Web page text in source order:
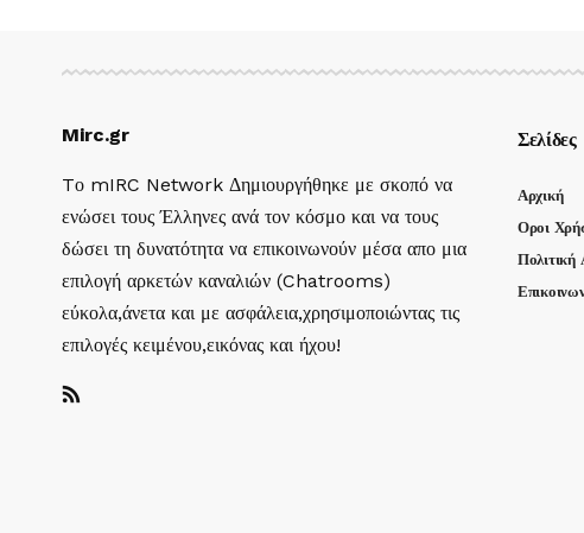
Mirc.gr
Tο mIRC Network Δημιουργήθηκε με σκοπό να
ενώσει τους Έλληνες ανά τον κόσμο και να τους
δώσει τη δυνατότητα να επικοινωνούν μέσα απο μια
επιλογή αρκετών καναλιών (Chatrooms)
εύκολα,άνετα και με ασφάλεια,χρησιμοποιώντας τις
επιλογές κειμένου,εικόνας και ήχου!
Σελίδες
Αρχική
Οροι
Πολιτική